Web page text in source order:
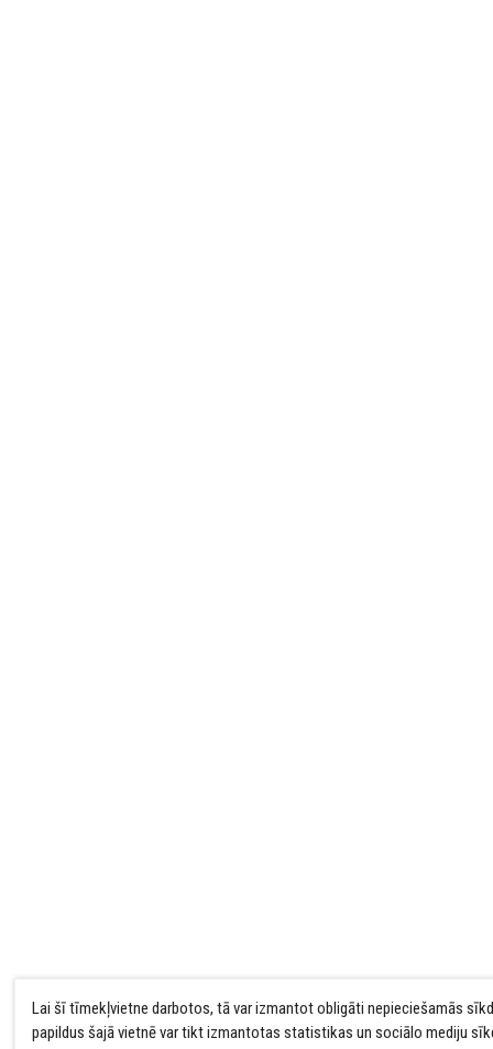
Lai šī tīmekļvietne darbotos, tā var izmantot obligāti nepieciešamās
papildus šajā vietnē var tikt izmantotas statistikas un sociālo mediju